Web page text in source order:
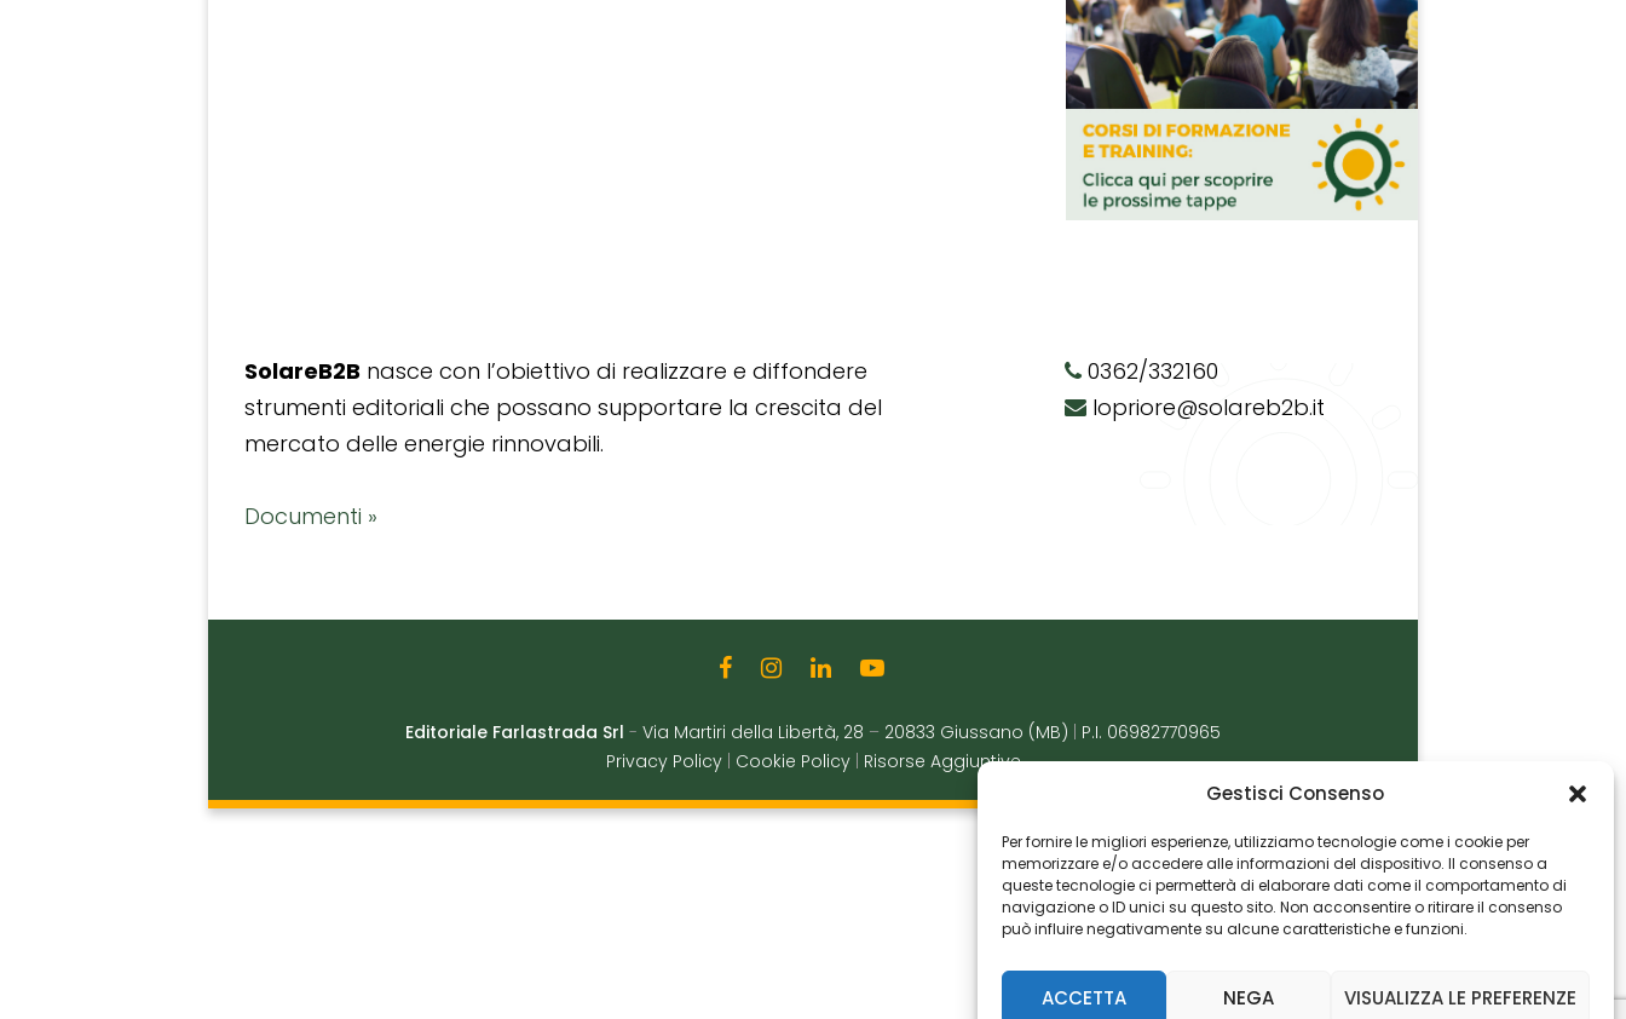
Gestisci Consenso
Per fornire le migliori esperienze, utilizziamo tecnologie come i cookie per
memorizzare e/o accedere alle informazioni del dispositivo. Il consenso a
queste tecnologie ci permetterà di elaborare dati come il comportamento di
navigazione o ID unici su questo sito. Non acconsentire o ritirare il consenso
può influire negativamente su alcune caratteristiche e funzioni.
ACCETTA NEGA VISUALIZZA LE PREFERENZE
SolareB2B nasce con l’obiettivo di realizzare e diffondere
strumenti editoriali che possano supportare la crescita del
mercato delle energie rinnovabili.
Documenti »
0362/332160
lopriore@solareb2b.it
Editoriale Farlastrada Srl - Via Martiri della Libertà, 28 – 20833 Giussano (MB)
P.I. 06982770965
Privacy Policy
Cookie Policy Risorse Aggiuntive